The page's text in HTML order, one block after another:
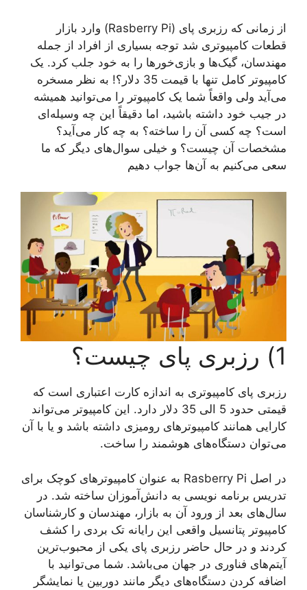
از زمانی که رزبری پای (Rasberry Pi) وارد بازار
قطعات کامپیوتری شد توجه بسیاری از افراد از جمله
مهندسان، گیک‌ها و بازی‌خورها را به خود جلب کرد. یک
کامپیوتر کامل تنها با قیمت 35 دلار؟! به نظر مسخره
می‌آید ولی واقعاً شما یک کامپیوتر را می‌توانید همیشه
در جیب خود داشته باشید، اما دقیقاً این چه وسیله‌ای
است؟ چه کسی آن را ساخته؟ به چه کار می‌آید؟
مشخصات آن چیست؟ و خیلی سوال‌های دیگر که ما
سعی می‌کنیم به آن‌ها جواب دهیم
1) رزبری پای چیست؟
رزبری پای کامپیوتری به اندازه کارت اعتباری است که
قیمتی حدود 5 الی 35 دلار دارد. این کامپیوتر می‌تواند
کارایی همانند کامپیوترهای رومیزی داشته باشد و یا با آن
می‌توان دستگاه‌های هوشمند را ساخت.
در اصل Rasberry Pi به عنوان کامپیوترهای کوچک برای
تدریس برنامه نویسی به دانش‌آموزان ساخته شد. در
سال‌های بعد از ورود آن به بازار، مهندسان و کارشناسان
کامپیوتر پتانسیل واقعی این رایانه تک بردی را کشف
کردند و در حال حاضر رزبری پای یکی از محبوب‌ترین
آیتم‌های فناوری در جهان می‌باشد. شما می‌توانید با
اضافه کردن دستگاه‌های دیگر مانند دوربین یا نمایشگر